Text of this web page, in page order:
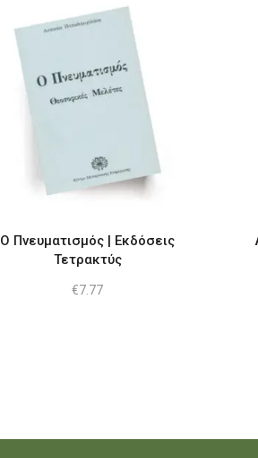
Ο Πνευματισμός | Εκδόσεις
Τετρακτύς
€7.77